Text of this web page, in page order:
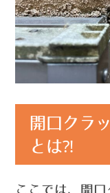
開口クラ
とは⁈
ここでは、開